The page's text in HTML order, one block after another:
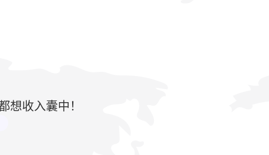
想收入囊中！